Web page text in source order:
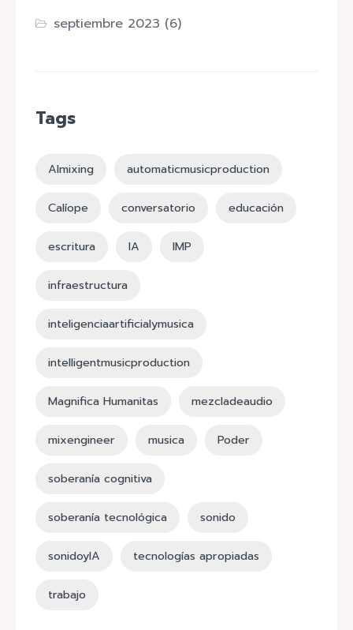
septiembre 2023 (6)
Tags
AImixing automaticmusicproduction
Calíope conversatorio educación
escritura IA IMP
infraestructura
inteligenciaartificialymusica
intelligentmusicproduction
Magnifica Humanitas mezcladeaudio
mixengineer musica Poder
soberanía cognitiva
soberanía tecnológica sonido
sonidoyIA tecnologías apropiadas
trabajo